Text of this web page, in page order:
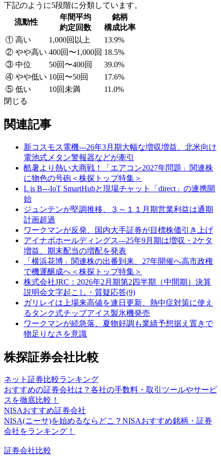
下記のように5段階に分類しています。
流動性
年間平均
約定回数
銘柄
構成比率
① 高い
1,000回以上
13.9%
② やや高い 400回〜1,000回 18.5%
③ 中位
50回〜400回
39.0%
④ やや低い 10回〜50回
17.6%
⑤ 低い
10回未満
11.0%
閉じる
関連記事
新コスモス電機---26年3月期大幅な増収増益、北米向け
電池式メタン警報器などが牽引
酷暑より熱い大商戦！「エアコン2027年問題」関連株
に物色の号砲＜株探トップ特集＞
L is B---IoT SmartHubと現場チャット「direct」の連携開
始
ジュンテンが堅調推移、３～１１月期営業利益は通期
計画超過
ワークマンが反発、国内大手証券が目標株価引き上げ
アイナボホールディングス---25年9月期は増収・2ケタ
増益、期末配当の増配を発表
「横浜花博」関連株の出番到来、27年開催へ高市政権
で機運醸成へ＜株探トップ特集＞
株式会社JRC：2026年2月期第2四半期（中間期）決算
説明会文字起こし・質疑応答(9)
ガリレイは上場来高値を連日更新、熱中症対策に使え
るタンク式チップアイス製氷機発売
ワークマンが続急落、夏物好調も業績予想据え置きで
物足りなさを意識
株探証券会社比較
ネット証券比較ランキング
おすすめの証券会社は？各社の手数料・取引ツールやサービ
スを徹底比較！
NISAおすすめ証券会社
NISA(ニーサ)を始めるならどこ？NISAおすすめ銘柄・証券
会社をランキング！
証券会社比較